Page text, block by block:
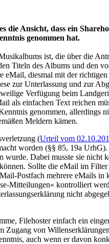
Ansicht, dass ein
genommen hat.
ist, die über die
Titeln des Albums und den
eMail, diesmal mit der
zur Unterlassung und zur
Verfügung beim
als einfachen Text reichen
genommen, allerdings
Meldern kämen.
(Urteil vom
worden (§§ 85, 19a
Dabei musste sie nicht
Sollte die eMail im
Postfach mehrere eMails
Mitteilungen« kontrolliert
nicht
Filehoster einfach ein
von
auch wenn er davon